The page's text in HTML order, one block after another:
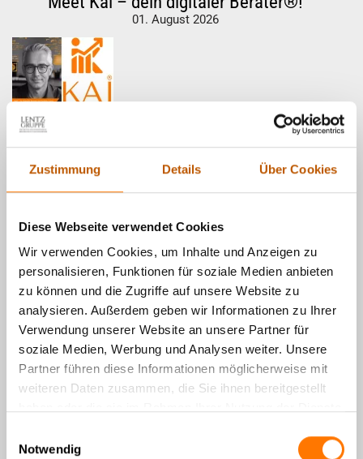
Zustimmung Details Über Cookies
Diese Webseite verwendet Cookies
Wir verwenden Cookies, um Inhalte und Anzeigen zu
personalisieren, Funktionen für soziale Medien anbieten
zu können und die Zugriffe auf unsere Website zu
analysieren. Außerdem geben wir Informationen zu Ihrer
Verwendung unserer Website an unsere Partner für
soziale Medien, Werbung und Analysen weiter. Unsere
Partner führen diese Informationen möglicherweise mit
weiteren Daten zusammen, die Sie ihnen bereitgestellt
Notwendig
01. August 2026
In einer Welt, die immer schneller und digitaler wird, braucht
es smarte Lösungen, die dir rund um die Uhr zur Seite
stehen. Kai ist keine gewöhnliche KI – er wurde speziell für
hier weiterlesen
Observation in Kroatien
01. August 2026